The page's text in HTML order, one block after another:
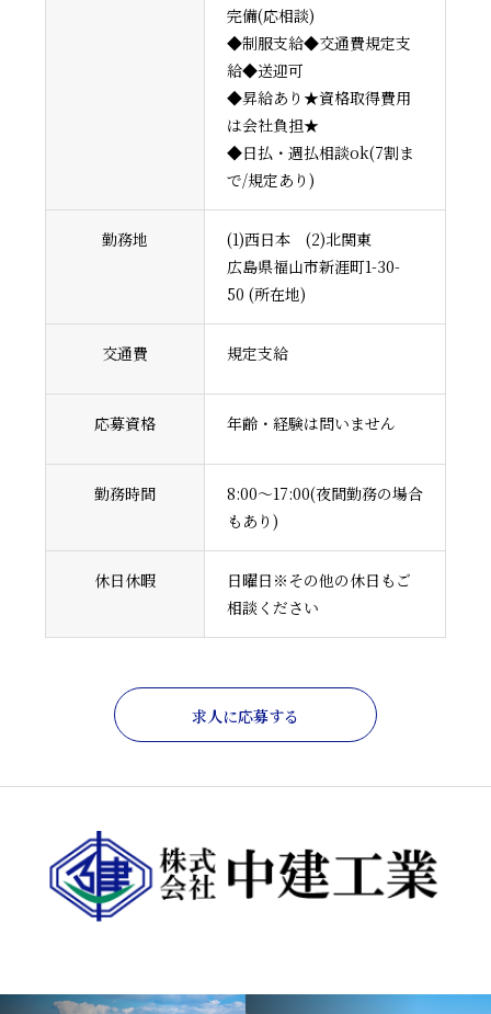
完備(応相談)
◆制服支給◆交通費規定支
給◆送迎可
◆昇給あり★資格取得費用
は会社負担★
◆日払・週払相談ok(7割ま
で/規定あり)
勤務地
(1)西日本 (2)北関東
広島県福山市新涯町1-30-
50 (所在地)
交通費 規定支給
応募資格 年齢・経験は問いません
勤務時間
8:00～17:00(夜間勤務の場合
もあり)
休日休暇
日曜日※その他の休日もご
相談ください
求人に応募する